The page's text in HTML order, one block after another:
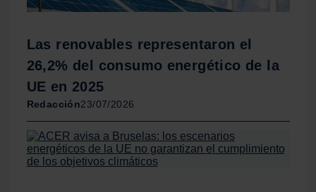
Las renovables representaron el
26,2% del consumo energético de la
UE en 2025
Redacción23/07/2026